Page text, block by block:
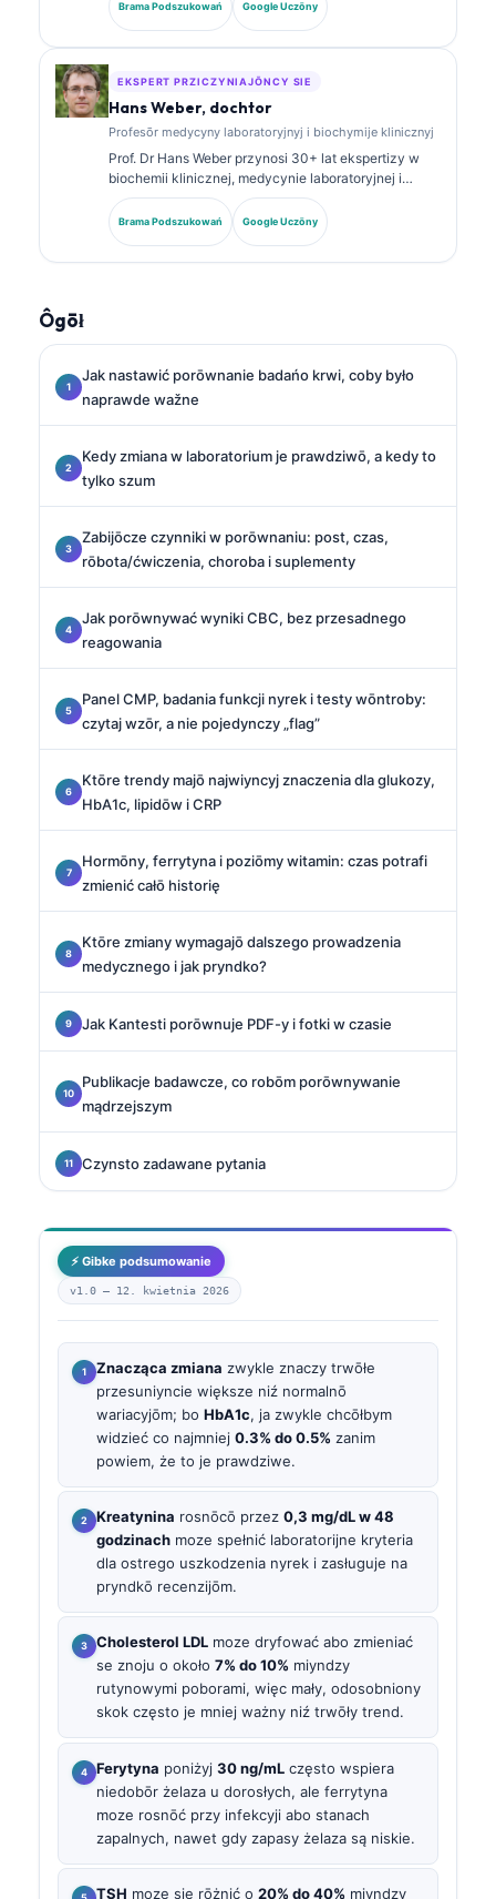
chemii klinicznej i publikowała szeroko na temat
Brama Podszukowań Google Uczōny
EKSPERT PRZICZYNIAJŌNCY SIE
Hans Weber, dochtor
Profesōr medycyny laboratoryjnyj i biochymije klinicznyj
Prof. Dr Hans Weber przynosi 30+ lat ekspertizy w
biochemii klinicznej, medycynie laboratoryjnej i
badaniach nad biomarkerami. Były Prezes
Niemieckiego Towarzystwa Chemii Klinicznej,
specjalizuje się w analizie paneli diagnostycznych,
Brama Podszukowań Google Uczōny
Ôgōł
Jak nastawić porōwnanie badańo krwi, coby było
naprawde wažne
Kedy zmiana w laboratorium je prawdziwō, a kedy to
tylko szum
Zabijōcze czynniki w porōwnaniu: post, czas,
rōbota/ćwiczenia, choroba i suplementy
Jak porōwnywać wyniki CBC, bez przesadnego
reagowania
Panel CMP, badania funkcji nyrek i testy wōntroby:
czytaj wzōr, a nie pojedynczy „flag”
Ktōre trendy majō najwiyncyj znaczenia dla glukozy,
HbA1c, lipidōw i CRP
Hormōny, ferrytyna i poziōmy witamin: czas potrafi
zmienić całō historię
Ktōre zmiany wymagajō dalszego prowadzenia
medycznego i jak pryndko?
Jak Kantesti porōwnuje PDF-y i fotki w czasie
Publikacje badawcze, co robōm porōwnywanie
mądrzejszym
Czynsto zadawane pytania
⚡ Gibke podsumowanie
v1.0 — 12. kwietnia 2026
Znacząca zmiana zwykle znaczy trwōłe
przesuniyncie większe niź normalnō
wariacyjōm; bo HbA1c, ja zwykle chcōłbym
widzieć co najmniej 0.3% do 0.5% zanim
powiem, że to je prawdziwe.
Kreatynina rosnōcō przez 0,3 mg/dL w 48
godzinach moze spełnić laboratorijne kryteria
dla ostrego uszkodzenia nyrek i zasługuje na
pryndkō recenzijōm.
Cholesterol LDL moze dryfować abo zmieniać
se znoju o około 7% do 10% miyndzy
rutynowymi poborami, więc mały, odosobniony
skok często je mniej ważny niź trwōły trend.
Ferytyna poniżyj 30 ng/mL często wspiera
niedobōr żelaza u dorosłych, ale ferrytyna
moze rosnōć przy infekcyji abo stanach
zapalnych, nawet gdy zapasy żelaza są niskie.
TSH moze się rōżnić o 20% do 40% miyndzy